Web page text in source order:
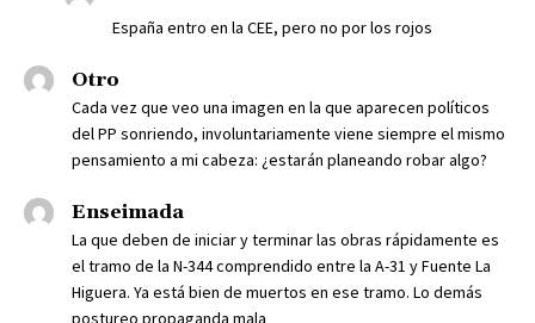
España entro en la CEE, pero no por los rojos
Otro
Cada vez que veo una imagen en la que aparecen políticos
del PP sonriendo, involuntariamente viene siempre el mismo
pensamiento a mi cabeza: ¿estarán planeando robar algo?
Enseimada
La que deben de iniciar y terminar las obras rápidamente es
el tramo de la N-344 comprendido entre la A-31 y Fuente La
Higuera. Ya está bien de muertos en ese tramo. Lo demás
postureo propaganda mala